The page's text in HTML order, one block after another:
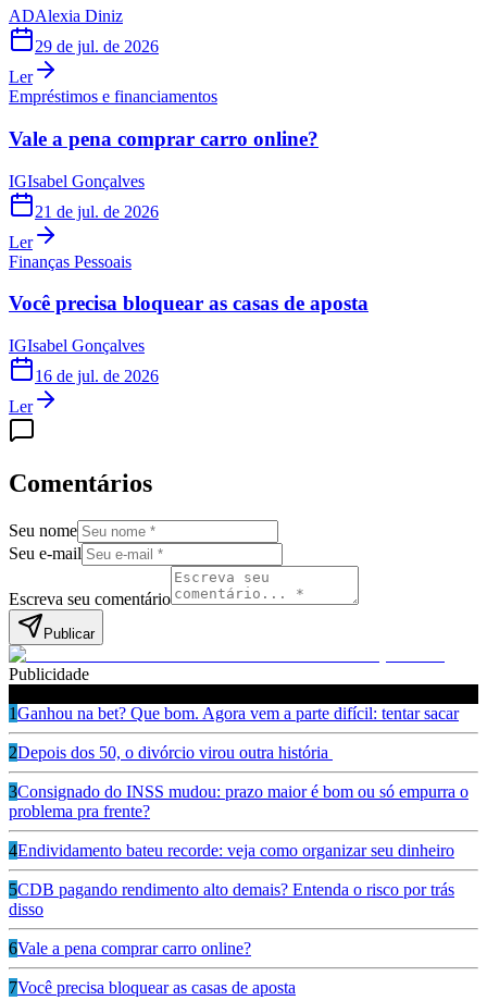
ADAlexia Diniz
29 de jul. de 2026
Ler
Empréstimos e financiamentos
Vale a pena comprar carro online?
IGIsabel Gonçalves
21 de jul. de 2026
Ler
Finanças Pessoais
Você precisa bloquear as casas de aposta
IGIsabel Gonçalves
16 de jul. de 2026
Ler
Comentários
Seu nome
Seu e-mail
Escreva seu comentário
Publicar
Publicidade
1Ganhou na bet? Que bom. Agora vem a parte difícil: tentar sacar
2Depois dos 50, o divórcio virou outra história
3Consignado do INSS mudou: prazo maior é bom ou só empurra o
problema pra frente?
4Endividamento bateu recorde: veja como organizar seu dinheiro
5CDB pagando rendimento alto demais? Entenda o risco por trás
disso
6Vale a pena comprar carro online?
7Você precisa bloquear as casas de aposta